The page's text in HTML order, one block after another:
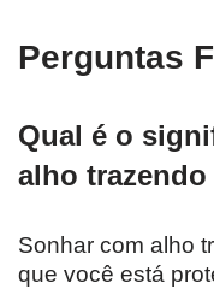
Perguntas
Qual é o
alho
Sonhar com alho
que você está